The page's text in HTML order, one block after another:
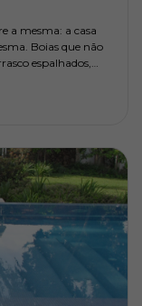
a mesma: a casa
Boias que não
espalhados,